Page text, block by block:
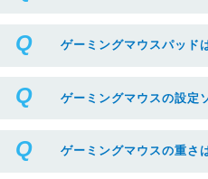
ゲーミングマウスパッド
ゲーミングマウスの設定
ゲーミングマウスの重さ